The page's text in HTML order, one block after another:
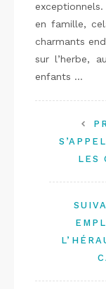
en famille,
charmants
sur l’herbe,
enfants …
LES